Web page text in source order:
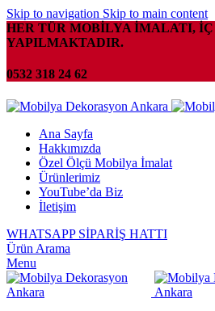
Skip to navigation Skip to main content
HER TÜR MOBİLYA İMALATI,
YAPILMAKTADIR.
0532 318 24 62
Ana Sayfa
Hakkımızda
Özel Ölçü Mobilya İmalat
Ürünlerimiz
YouTube’da Biz
İletişim
WHATSAPP SİPARİŞ HATTI
Ürün Arama
Menu